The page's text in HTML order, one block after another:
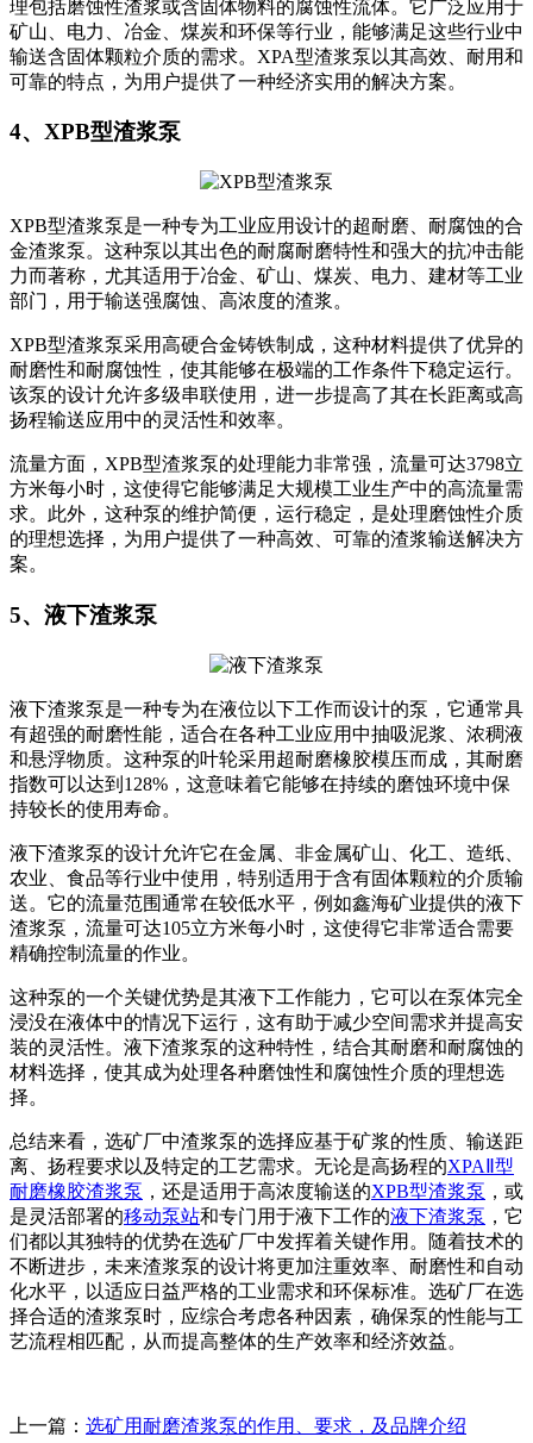
理包括磨蚀性渣浆或含固体物料的腐蚀性流体。它广泛应用于
矿山、电力、冶金、煤炭和环保等行业，能够满足这些行业中
输送含固体颗粒介质的需求。XPA型渣浆泵以其高效、耐用和
可靠的特点，为用户提供了一种经济实用的解决方案。
4、XPB型渣浆泵
XPB型渣浆泵是一种专为工业应用设计的超耐磨、耐腐蚀的合
金渣浆泵。这种泵以其出色的耐腐耐磨特性和强大的抗冲击能
力而著称，尤其适用于冶金、矿山、煤炭、电力、建材等工业
部门，用于输送强腐蚀、高浓度的渣浆。
XPB型渣浆泵采用高硬合金铸铁制成，这种材料提供了优异的
耐磨性和耐腐蚀性，使其能够在极端的工作条件下稳定运行。
该泵的设计允许多级串联使用，进一步提高了其在长距离或高
扬程输送应用中的灵活性和效率。
流量方面，XPB型渣浆泵的处理能力非常强，流量可达3798立
方米每小时，这使得它能够满足大规模工业生产中的高流量需
求。此外，这种泵的维护简便，运行稳定，是处理磨蚀性介质
的理想选择，为用户提供了一种高效、可靠的渣浆输送解决方
案。
5、液下渣浆泵
液下渣浆泵是一种专为在液位以下工作而设计的泵，它通常具
有超强的耐磨性能，适合在各种工业应用中抽吸泥浆、浓稠液
和悬浮物质。这种泵的叶轮采用超耐磨橡胶模压而成，其耐磨
指数可以达到128%，这意味着它能够在持续的磨蚀环境中保
持较长的使用寿命。
液下渣浆泵的设计允许它在金属、非金属矿山、化工、造纸、
农业、食品等行业中使用，特别适用于含有固体颗粒的介质输
送。它的流量范围通常在较低水平，例如鑫海矿业提供的液下
渣浆泵，流量可达105立方米每小时，这使得它非常适合需要
精确控制流量的作业。
这种泵的一个关键优势是其液下工作能力，它可以在泵体完全
浸没在液体中的情况下运行，这有助于减少空间需求并提高安
装的灵活性。液下渣浆泵的这种特性，结合其耐磨和耐腐蚀的
材料选择，使其成为处理各种磨蚀性和腐蚀性介质的理想选
择。
总结来看，选矿厂中渣浆泵的选择应基于矿浆的性质、输送距
离、扬程要求以及特定的工艺需求。无论是高扬程的XPAⅡ型
耐磨橡胶渣浆泵 ，还是适用于高浓度输送的XPB型渣浆泵 ，或
是灵活部署的移动泵站和专门用于液下工作的液下渣浆泵 ，它
们都以其独特的优势在选矿厂中发挥着关键作用。随着技术的
不断进步，未来渣浆泵的设计将更加注重效率、耐磨性和自动
化水平，以适应日益严格的工业需求和环保标准。选矿厂在选
择合适的渣浆泵时，应综合考虑各种因素，确保泵的性能与工
艺流程相匹配，从而提高整体的生产效率和经济效益。
上一篇： 选矿用耐磨渣浆泵的作用、要求，及品牌介绍